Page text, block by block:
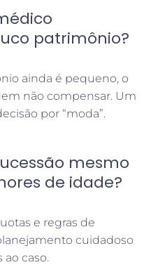
patrimônio?
ainda é pequeno, o
não compensar. Um
por “moda”.
mesmo
de idade?
e regras de
cuidadoso
caso.